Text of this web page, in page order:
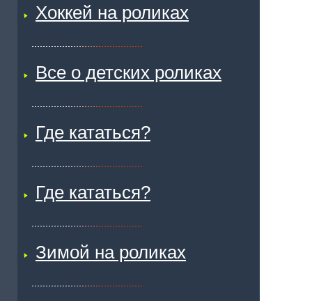
Хоккей на роликах
Все о детских роликах
Где кататься?
Где кататься?
Зимой на роликах